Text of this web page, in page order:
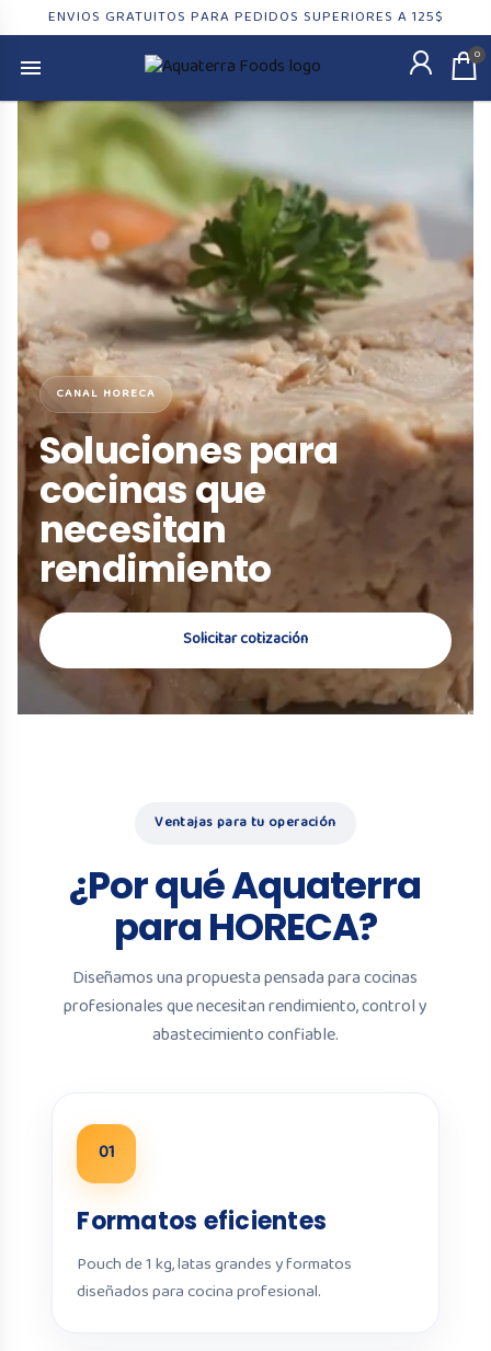
ENVIOS GRATUITOS PARA PEDIDOS SUPERIORES A 125$
0
CANAL HORECA
Soluciones para
cocinas que
necesitan
rendimiento
Solicitar cotización
Ventajas para tu operación
¿Por qué Aquaterra
para HORECA?
Diseñamos una propuesta pensada para cocinas
profesionales que necesitan rendimiento, control y
abastecimiento confiable.
01
Formatos eficientes
Pouch de 1 kg, latas grandes y formatos
diseñados para cocina profesional.